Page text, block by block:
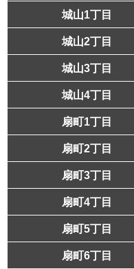
城山1丁目
城山2丁目
城山3丁目
城山4丁目
扇町1丁目
扇町2丁目
扇町3丁目
扇町4丁目
扇町5丁目
扇町6丁目